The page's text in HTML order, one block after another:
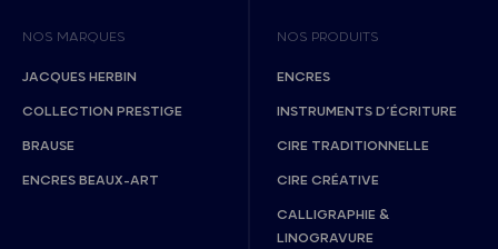
NOS MARQUES
JACQUES HERBIN
COLLECTION PRESTIGE
BRAUSE
ENCRES BEAUX-ART
NOS PRODUITS
ENCRES
INSTRUMENTS D’ÉCRITURE
CIRE TRADITIONNELLE
CIRE CRÉATIVE
CALLIGRAPHIE &
LINOGRAVURE